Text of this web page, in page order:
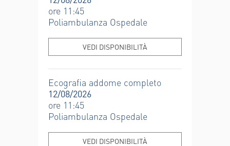
ore 11:45
Poliambulanza Ospedale
VEDI DISPONIBILITÀ
Ecografia addome completo
12/08/2026
ore 11:45
Poliambulanza Ospedale
VEDI DISPONIBILITÀ